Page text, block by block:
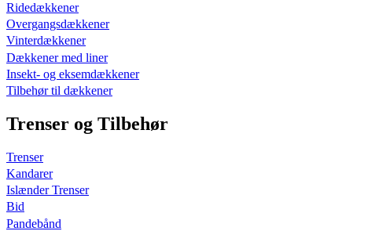
Ridedækkener
Overgangsdækkener
Vinterdækkener
Dækkener med liner
Insekt- og eksemdækkener
Tilbehør til dækkener
Trenser og Tilbehør
Trenser
Kandarer
Islænder Trenser
Bid
Pandebånd